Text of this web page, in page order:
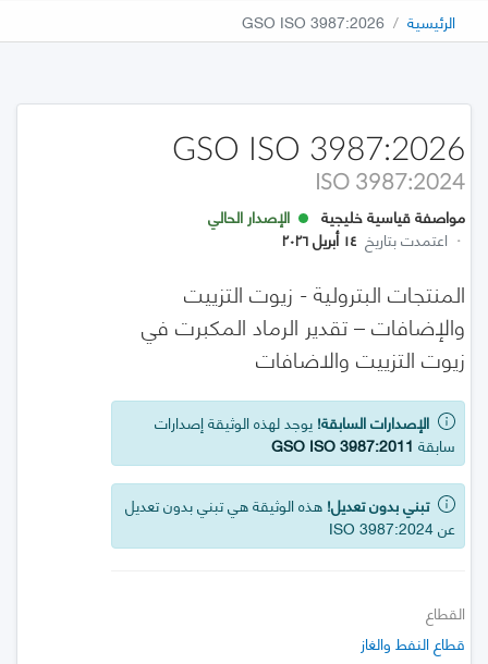
الرئيسية GSO ISO 3987:2026
GSO ISO 3987:2026
ISO 3987:2024
مواصفة قياسية خليجية
الإصدار الحالي
· اعتمدت بتاريخ ١٤ أبريل ٢٠٢٦
المنتجات البترولية - زيوت التزييت
والإضافات – تقدير الرماد المكبرت في
زيوت التزييت والاضافات
الإصدارات السابقة! يوجد لهذه الوثيقة إصدارات
سابقة GSO ISO 3987:2011
تبني بدون تعديل! هذه الوثيقة هي تبني بدون تعديل
عن ISO 3987:2024
القطاع
قطاع النفط والغاز